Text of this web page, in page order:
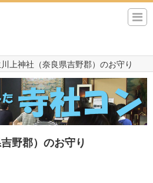
上神社（奈良県吉野郡）のお守り
野郡）のお守り